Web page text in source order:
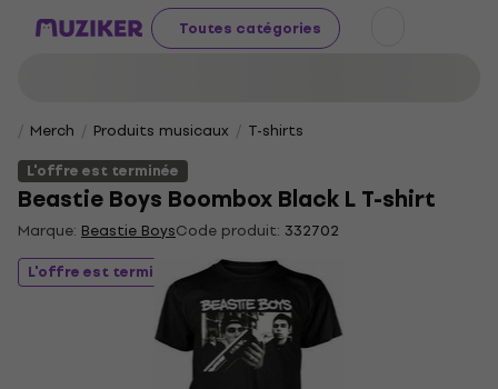
Toutes catégories
Merch Produits musicaux
T-shirts
L'offre est terminée
Beastie Boys Boombox Black L T-shirt
Marque: Beastie BoysCode produit: 332702
L'offre est terminée